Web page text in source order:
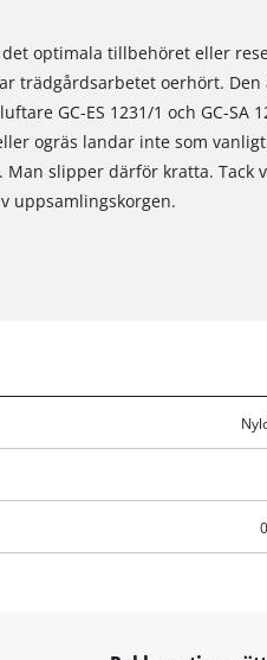
optimala tillbehöret eller
trädgårdsarbetet oerhört. Den
GC-ES 1231/1 och GC-SA
ogräs landar inte som
slipper därför kratta. Tack
uppsamlingskorgen.